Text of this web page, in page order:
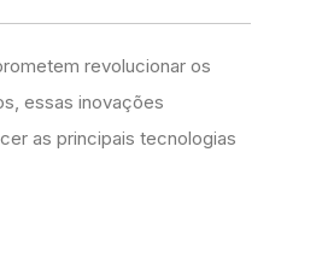
revolucionar os
essas inovações
as principais tecnologias